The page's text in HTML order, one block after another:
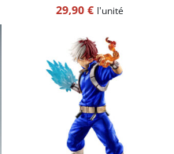
29,90 € l'unité